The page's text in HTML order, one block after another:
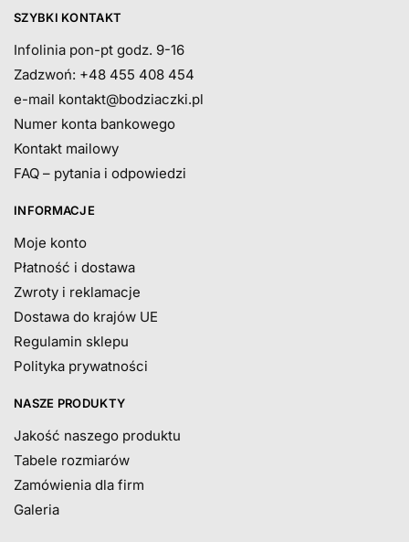
SZYBKI KONTAKT
Infolinia pon-pt godz. 9-16
Zadzwoń: +48 455 408 454
e-mail kontakt@bodziaczki.pl
Numer konta bankowego
Kontakt mailowy
FAQ – pytania i odpowiedzi
INFORMACJE
Moje konto
Płatność i dostawa
Zwroty i reklamacje
Dostawa do krajów UE
Regulamin sklepu
Polityka prywatności
NASZE PRODUKTY
Jakość naszego produktu
Tabele rozmiarów
Zamówienia dla firm
Galeria